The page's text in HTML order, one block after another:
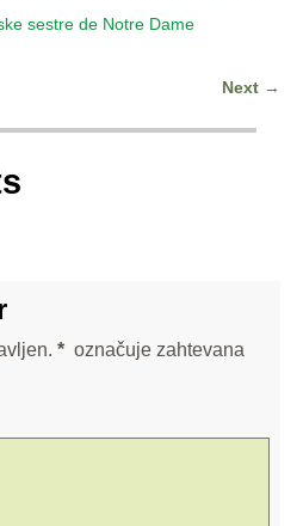
sestre de Notre Dame
Next →
* označuje zahtevana